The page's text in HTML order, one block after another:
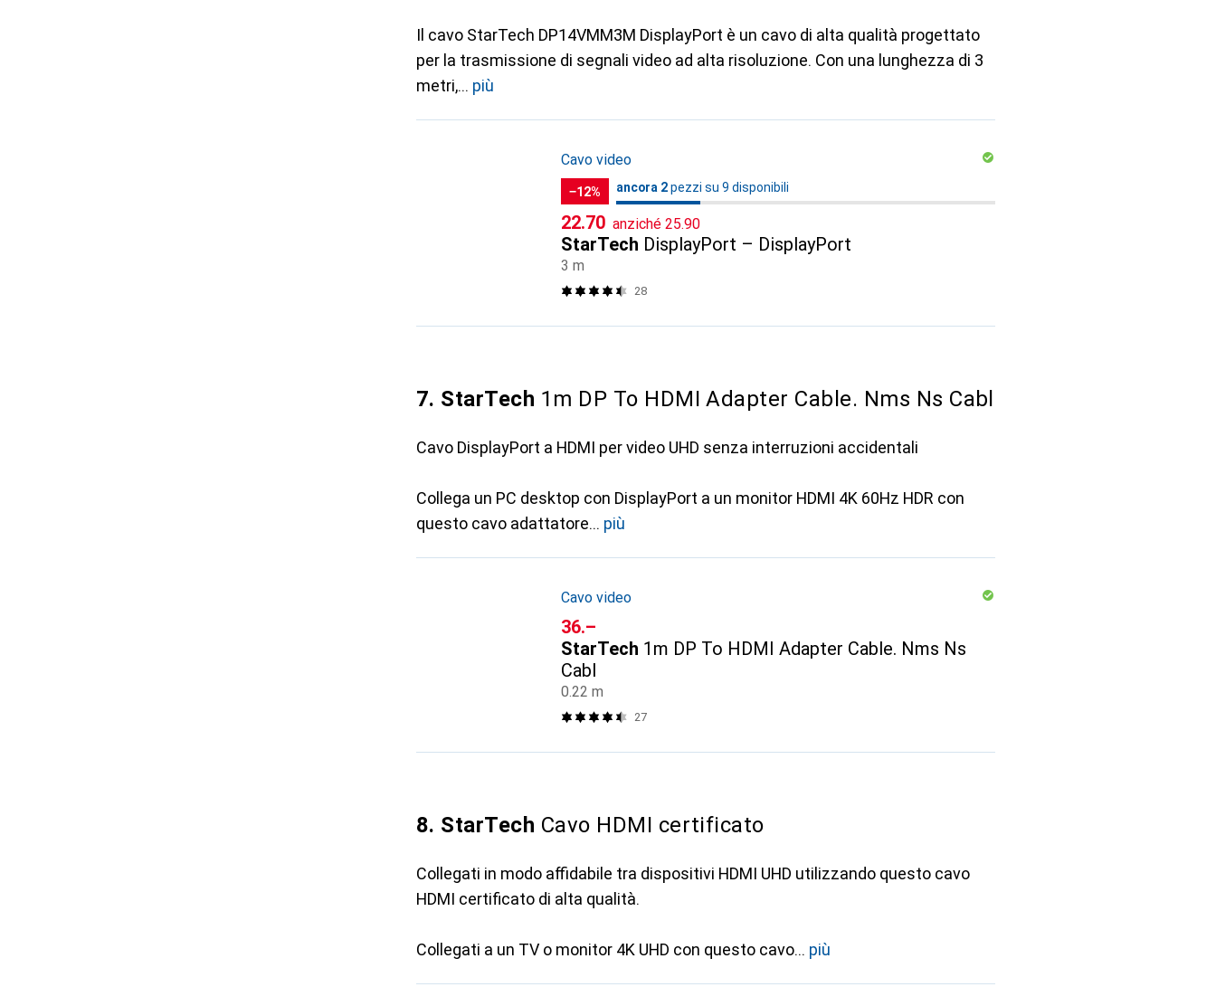
Il cavo StarTech DP14VMM3M DisplayPort è un cavo di alta qualità progettato
per la trasmissione di segnali video ad alta risoluzione. Con una lunghezza di 3
metri,
più
Cavo video
−12% 2 / 9
2 / 9 in vendita
ancora 2pezzi su 9 disponibili
CHF
22.70 anziché CHF
25.90
StarTech DisplayPort – DisplayPort
3 m
28
7. StarTech 1m DP To HDMI Adapter Cable. Nms Ns Cabl
Cavo DisplayPort a HDMI per video UHD senza interruzioni accidentali
Collega un PC desktop con DisplayPort a un monitor HDMI 4K 60Hz HDR con
questo cavo adattatore
più
Cavo video
CHF
36.–
StarTech 1m DP To HDMI Adapter Cable. Nms Ns
Cabl
0.22 m
27
8. StarTech Cavo HDMI certificato
Collegati in modo affidabile tra dispositivi HDMI UHD utilizzando questo cavo
HDMI certificato di alta qualità.
Collegati a un TV o monitor 4K UHD con questo cavo più